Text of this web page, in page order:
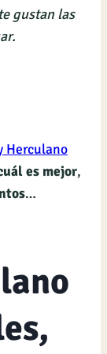
gustan las
Herculano
es mejor,
…